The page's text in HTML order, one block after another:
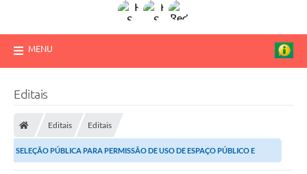
MENU
Editais
Editais Editais
SELEÇÃO PÚBLICA PARA PERMISSÃO DE USO DE ESPAÇO PÚBLICO E